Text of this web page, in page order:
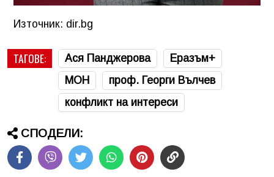
Източник: dir.bg
ТАГОВЕ: Ася Панджерова
Еразъм+
МОН
проф. Георги Вълчев
конфликт на интереси
СПОДЕЛИ: